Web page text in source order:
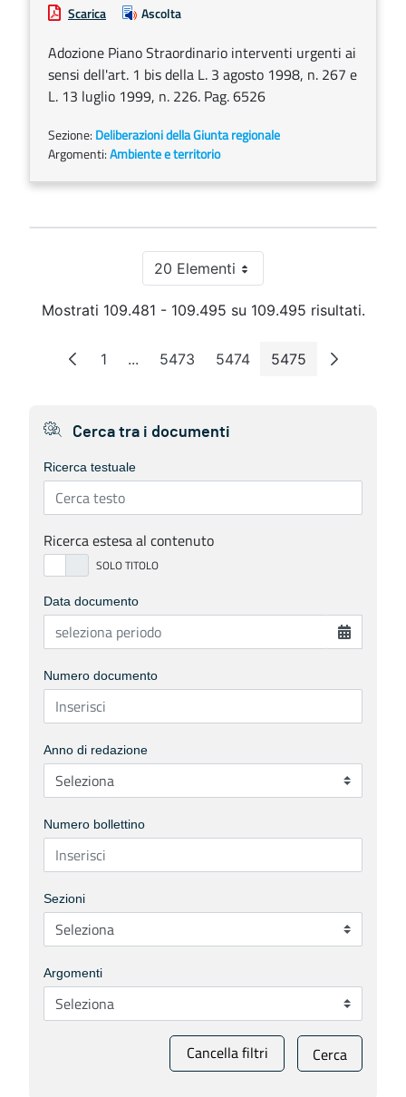
Scarica Ascolta
Adozione Piano Straordinario interventi urgenti ai
sensi dell'art. 1 bis della L. 3 agosto 1998, n. 267 e
L. 13 luglio 1999, n. 226. Pag. 6526
Sezione: Deliberazioni della Giunta regionale
Argomenti:Ambiente e territorio
20 ElementiPer pagina
Mostrati 109.481 - 109.495 su 109.495 risultati.
Pagina
1 ...Pagine intermedie
Pagina
5473 Pagina
5474 Pagina
5475
Cerca tra i documenti
Ricerca testuale
Ricerca estesa al contenuto
Data documento
Numero documento
Anno di redazione
Numero bollettino
Sezioni
Argomenti
Cancella filtri Cerca